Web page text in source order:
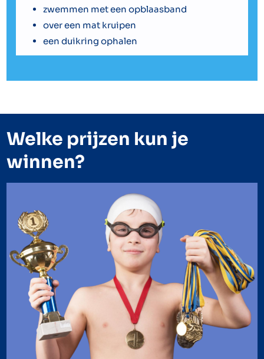
zwemmen met een opblaasband
over een mat kruipen
een duikring ophalen
Welke prijzen kun je
winnen?